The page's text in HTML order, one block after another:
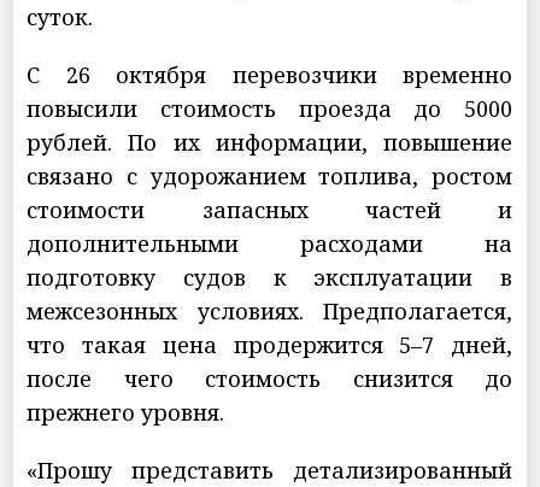
суток.
С 26 октября перевозчики временно
повысили стоимость проезда до 5000
рублей. По их информации, повышение
связано с удорожанием топлива, ростом
стоимости запасных частей и
дополнительными расходами на
подготовку судов к эксплуатации в
межсезонных условиях. Предполагается,
что такая цена продержится 5–7 дней,
после чего стоимость снизится до
прежнего уровня.
«Прошу представить детализированный